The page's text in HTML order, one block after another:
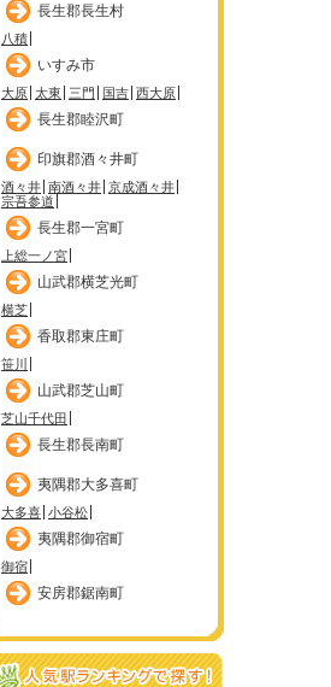
長生郡長生村
八積
いすみ市
大原 太東 三門 国吉 西大原
長生郡睦沢町
印旗郡酒々井町
酒々井 南酒々井 京成酒々井
宗吾参道
長生郡一宮町
上総一ノ宮
山武郡横芝光町
横芝
香取郡東庄町
笹川
山武郡芝山町
芝山千代田
長生郡長南町
夷隅郡大多喜町
大多喜 小谷松
夷隅郡御宿町
御宿
安房郡鋸南町